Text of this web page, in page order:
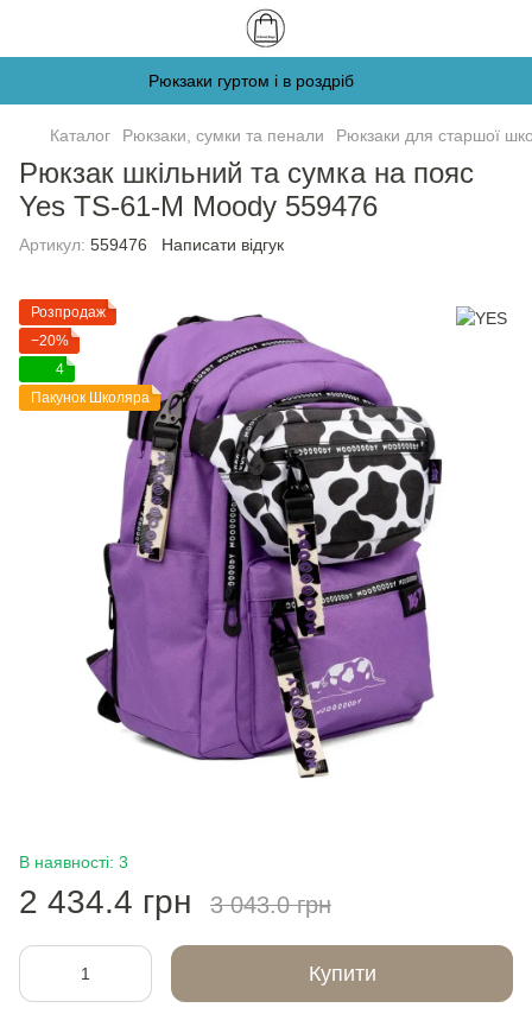
Рюкзаки гуртом і в роздріб
Каталог Рюкзаки, сумки та пенали Рюкзаки для старшої
Рюкзак шкільний та сумка на пояс
Yes TS-61-M Moody 559476
Артикул: 559476 Написати відгук
Розпродаж
−20%
4
Пакунок Школяра
В наявності: 3
2 434.4 грн 3 043.0 грн
Купити